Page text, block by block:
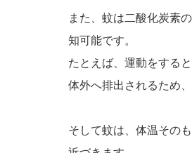
また、蚊は二酸化炭素
知可能です。
たとえば、運動をする
体外へ排出されるため
そして蚊は、体温その